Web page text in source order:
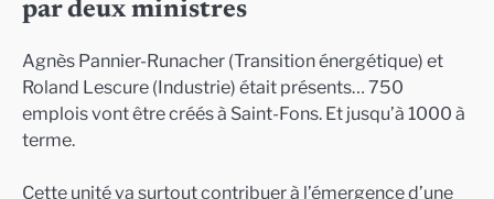
par deux ministres
Agnès Pannier-Runacher (Transition énergétique) et
Roland Lescure (Industrie) était présents… 750
emplois vont être créés à Saint-Fons. Et jusqu’à 1000 à
terme.
Cette unité va surtout contribuer à l’émergence d’une